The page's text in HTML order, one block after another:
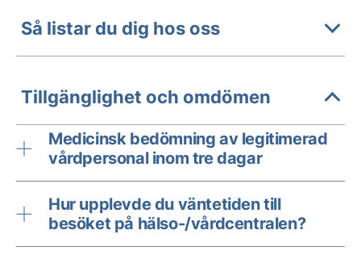
Så listar du dig hos oss
Tillgänglighet och omdömen
Medicinsk bedömning av legitimerad
vårdpersonal inom tre dagar
Hur upplevde du väntetiden till
besöket på hälso-/vårdcentralen?